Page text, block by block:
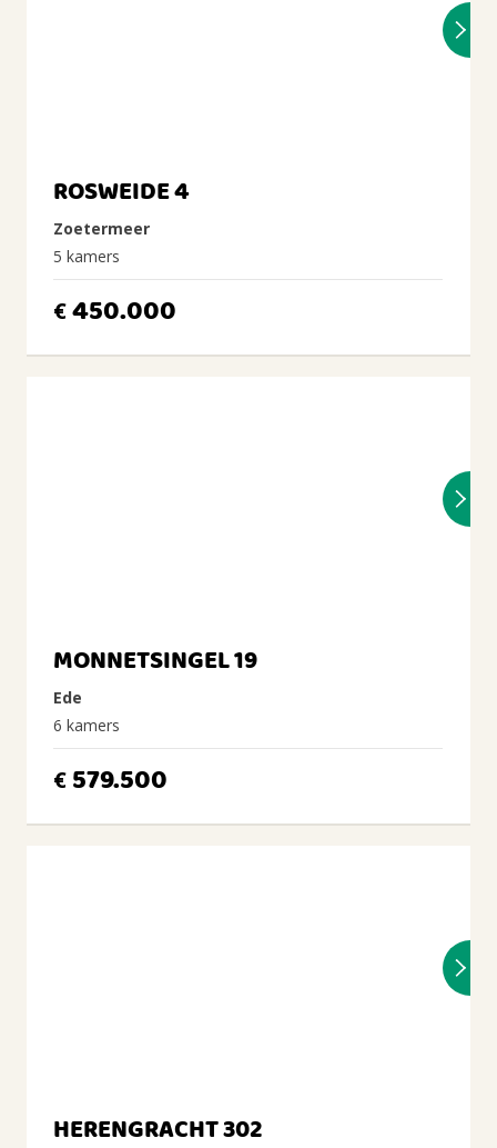
ROSWEIDE 4
Zoetermeer
5 kamers
€450.000
MONNETSINGEL 19
Ede
6 kamers
€ 579.500
HERENGRACHT 302